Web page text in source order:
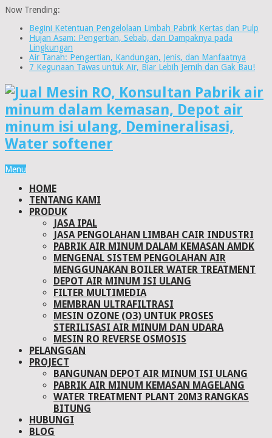
Now Trending:
Begini Ketentuan Pengelolaan Limbah Pabrik Kertas dan Pulp
Hujan Asam: Pengertian, Sebab, dan Dampaknya pada
Lingkungan
Air Tanah: Pengertian, Kandungan, Jenis, dan Manfaatnya
7 Kegunaan Tawas untuk Air, Biar Lebih Jernih dan Gak Bau!
Menu
HOME
TENTANG KAMI
PRODUK
JASA IPAL
JASA PENGOLAHAN LIMBAH CAIR INDUSTRI
PABRIK AIR MINUM DALAM KEMASAN AMDK
MENGENAL SISTEM PENGOLAHAN AIR
MENGGUNAKAN BOILER WATER TREATMENT
DEPOT AIR MINUM ISI ULANG
FILTER MULTIMEDIA
MEMBRAN ULTRAFILTRASI
MESIN OZONE (O3) UNTUK PROSES
STERILISASI AIR MINUM DAN UDARA
MESIN RO REVERSE OSMOSIS
PELANGGAN
PROJECT
BANGUNAN DEPOT AIR MINUM ISI ULANG
PABRIK AIR MINUM KEMASAN MAGELANG
WATER TREATMENT PLANT 20M3 RANGKAS
BITUNG
HUBUNGI
BLOG